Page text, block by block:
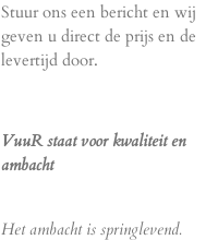
Stuur ons een bericht en wij
geven u direct de prijs en de
levertijd door.
VuuR staat voor kwaliteit en
ambacht
Het ambacht is springlevend.